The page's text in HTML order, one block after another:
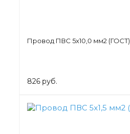
Провод ПВС 5х10,0 мм2 (ГОСТ)
826 руб.